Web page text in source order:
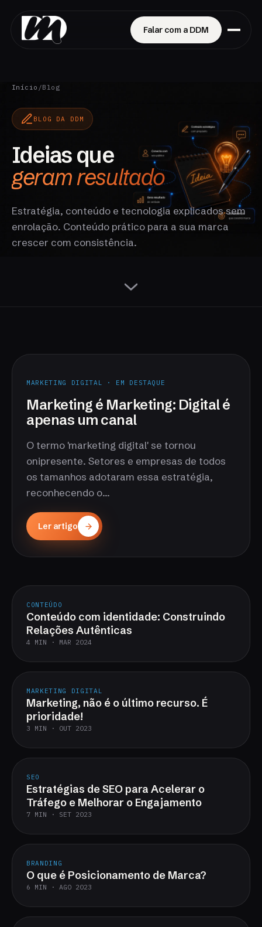
Falar com a DDM
Início /Blog
BLOG DA DDM
Ideias que
geram resultado
Estratégia, conteúdo e tecnologia explicados sem
enrolação. Conteúdo prático para a sua marca
crescer com consistência.
MARKETING DIGITAL · EM DESTAQUE
Marketing é Marketing: Digital é
apenas um canal
O termo 'marketing digital' se tornou
onipresente. Setores e empresas de todos
os tamanhos adotaram essa estratégia,
reconhecendo o...
Ler artigo
CONTEÚDO
Conteúdo com identidade: Construindo
Relações Autênticas
4 MIN · MAR 2024
MARKETING DIGITAL
Marketing, não é o último recurso. É
prioridade!
3 MIN · OUT 2023
SEO
Estratégias de SEO para Acelerar o
Tráfego e Melhorar o Engajamento
7 MIN · SET 2023
BRANDING
O que é Posicionamento de Marca?
6 MIN · AGO 2023